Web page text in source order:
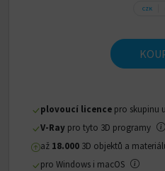
CZK
plovoucí licence pro skupinu
V-Ray pro tyto 3D programy
až 18.000 3D objektů a
pro Windows i macOS